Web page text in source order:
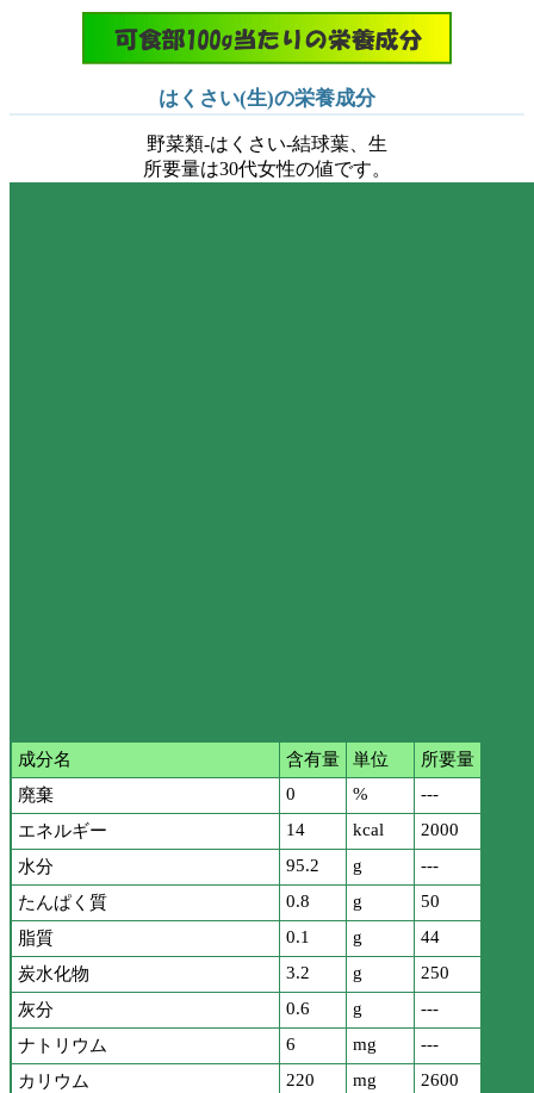
はくさい(生)の栄養成分
野菜類-はくさい-結球葉、生
所要量は30代女性の値です。
成分名 含有量 単位
所要量
廃棄
0 %
---
エネルギー
14 kcal
2000
水分
95.2 g
---
たんぱく質
0.8 g
50
脂質
0.1 g
44
炭水化物
3.2 g
250
灰分
0.6 g
---
ナトリウム
6 mg
---
カリウム
220 mg
2600